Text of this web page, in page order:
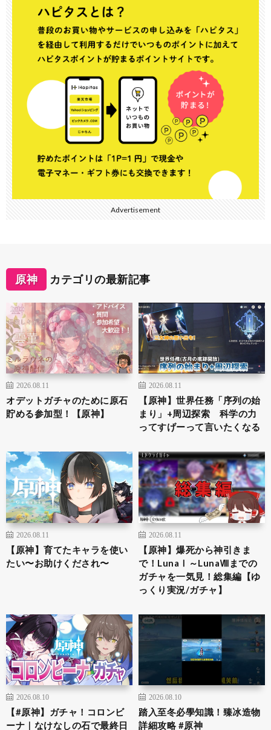
Advertisement
原神 カテゴリの最新記事
2026.08.11
オデットガチャのために原石
貯める参加型！【原神】
2026.08.11
【原神】世界任務「序列の始
まり」+周辺探索 科学の力
ってすげーって言いたくなる
2026.08.11
【原神】育てたキャラを使い
たい〜お助けくだされ〜
2026.08.11
【原神】爆死から神引きま
で！LunaⅠ～LunaⅧまでの
ガチャを一気見！総集編【ゆ
っくり実況/ガチャ】
2026.08.10
【#原神】ガチャ！コロンビ
ーナ｜なけなしの石で最終日
2026.08.10
踏入至冬必學知識！臻冰造物
詳細攻略 #原神